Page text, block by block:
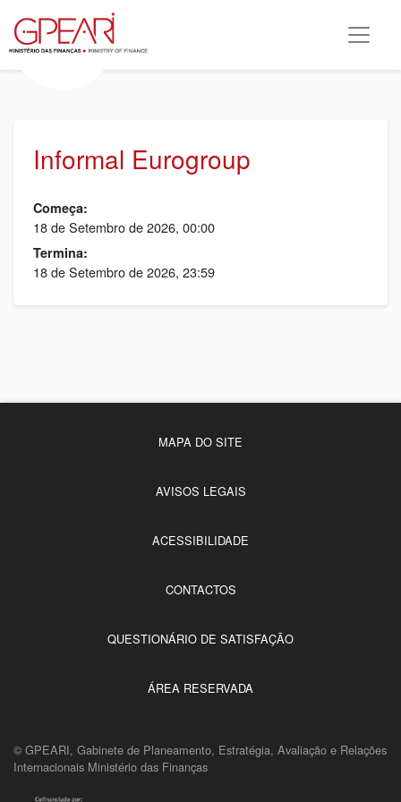
Informal Eurogroup
Começa:
18 de Setembro de 2026, 00:00
Termina:
18 de Setembro de 2026, 23:59
MAPA DO SITE
AVISOS LEGAIS
ACESSIBILIDADE
CONTACTOS
QUESTIONÁRIO DE SATISFAÇÃO
ÁREA RESERVADA
© GPEARI, Gabinete de Planeamento, Estratégia, Avaliação e Relações
Internacionais Ministério das Finanças